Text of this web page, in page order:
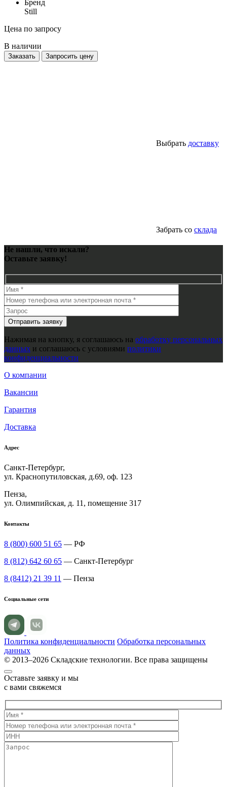
Бренд
Still
Цена по запросу
В наличии
Заказать Запросить цену
Выбрать доставку
Забрать со склада
Не нашли, что искали?
Оставьте заявку!
Нажимая на кнопку, я соглашаюсь на обработку персональных
данных и соглашаюсь с условиями политики
конфиденциальности
О компании
Вакансии
Гарантия
Доставка
Адрес
Санкт-Петербург,
ул. Краснопутиловская, д.69, оф. 123
Пенза,
ул. Олимпийская, д. 11, помещение 317
Контакты
8 (800) 600 51 65 — РФ
8 (812) 642 60 65 — Санкт-Петербург
8 (8412) 21 39 11 — Пенза
Социальные сети
Политика конфиденциальности Обработка персональных
данных
© 2013–2026 Складские технологии. Все права защищены
Оставьте заявку и мы
с вами свяжемся